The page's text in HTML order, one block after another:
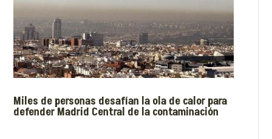
Miles de personas desafían la ola de calor para
defender Madrid Central de la contaminación